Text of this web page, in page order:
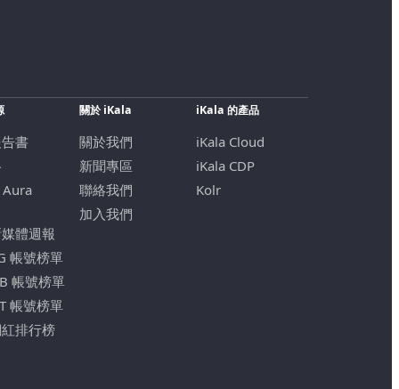
書
體週報
帳號榜單
帳號榜單
帳號榜單
排行榜
關於 iKala
關於我們
新聞專區
聯絡我們
加入我們
iKala 的產品
iKala Cloud
iKala CDP
Kolr